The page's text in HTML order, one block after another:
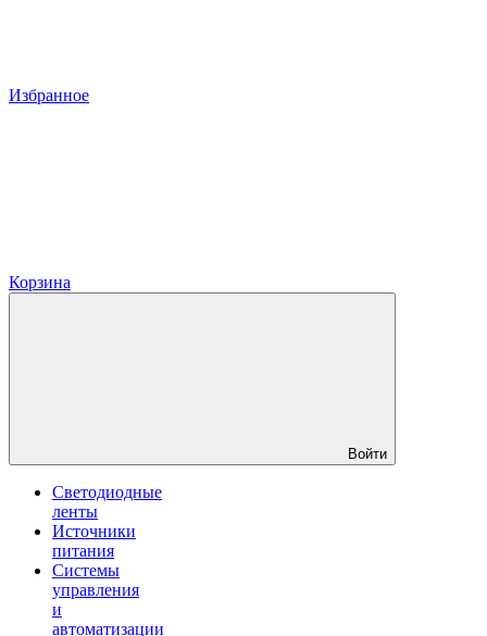
Избранное
Корзина
Войти
Светодиодные
ленты
Источники
питания
Системы
управления
и
автоматизации